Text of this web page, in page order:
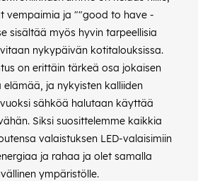
vempaimia ja ""good to have -
sisältää myös hyvin tarpeellisia
nykypäivän kotitalouksissa.
on erittäin tärkeä osa jokaisen
ja nykyisten kalliiden
sähköä halutaan käyttää
Siksi suosittelemme kaikkia
valaistuksen LED-valaisimiin
ja rahaa ja olet samalla
ympäristölle.